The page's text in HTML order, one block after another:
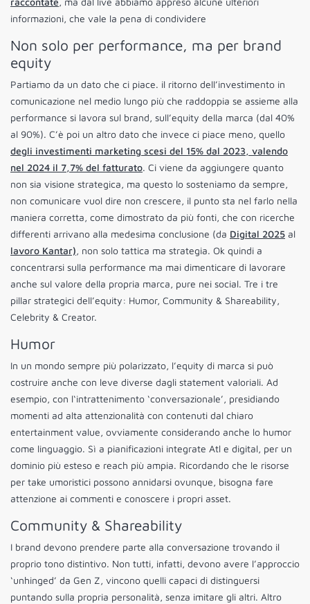
informazioni, che vale la pena di condividere
Non solo per performance, ma per brand
equity
Partiamo da un dato che ci piace. il ritorno dell’investimento in
comunicazione nel medio lungo più che raddoppia se assieme alla
performance si lavora sul brand, sull’equity della marca (dal 40%
al 90%). C’è poi un altro dato che invece ci piace meno, quello
degli investimenti marketing scesi del 15% dal 2023, valendo
nel 2024 il 7,7% del fatturato. Ci viene da aggiungere quanto
non sia visione strategica, ma questo lo sosteniamo da sempre,
non comunicare vuol dire non crescere, il punto sta nel farlo nella
maniera corretta, come dimostrato da più fonti, che con ricerche
differenti arrivano alla medesima conclusione (da Digital 2025 al
lavoro Kantar), non solo tattica ma strategia. Ok quindi a
concentrarsi sulla performance ma mai dimenticare di lavorare
anche sul valore della propria marca, pure nei social. Tre i tre
pillar strategici dell’equity: Humor, Community & Shareability,
Celebrity & Creator.
Humor
In un mondo sempre più polarizzato, l’equity di marca si può
costruire anche con leve diverse dagli statement valoriali. Ad
esempio, con l‘intrattenimento ‘conversazionale’, presidiando
momenti ad alta attenzionalità con contenuti dal chiaro
entertainment value, ovviamente considerando anche lo humor
come linguaggio. Sì a pianificazioni integrate Atl e digital, per un
dominio più esteso e reach più ampia. Ricordando che le risorse
per take umoristici possono annidarsi ovunque, bisogna fare
attenzione ai commenti e conoscere i propri asset.
Community & Shareability
I brand devono prendere parte alla conversazione trovando il
proprio tono distintivo. Non tutti, infatti, devono avere l’approccio
‘unhinged’ da Gen Z, vincono quelli capaci di distinguersi
puntando sulla propria personalità, senza imitare gli altri. Altro